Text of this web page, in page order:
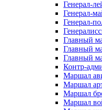
Генерал-
Генерал-
Генерал-
Главный
Главный
Главный
Контр-
Маршал
Маршал
Маршал
Маршал